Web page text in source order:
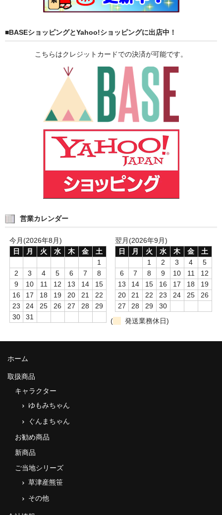
■BASEショッピングとYahoo!ショッピングに出店中！
こちらはクレジットカードでの決済が可能です。
営業カレンダー
今月(2026年8月)
日
月 火 水 木 金
土
1
2
3 4 5 6 7
8
9
10 11 12 13 14
15
16
17 18 19 20 21
22
23
24 25 26 27 28
29
30
31
翌月(2026年9月)
日
月 火 水 木 金
土
1
2 3 4
5
6
7 8 9 10 11
12
13
14 15 16 17 18
19
20
21 22 23 24 25
26
27
28 29
30
(
発送業務休日)
ホーム
取扱商品
キャラクター
ゆもみちゃん
ぐんまちゃん
お勧め商品
新商品
ご当地シリーズ
草津産熊笹
その他